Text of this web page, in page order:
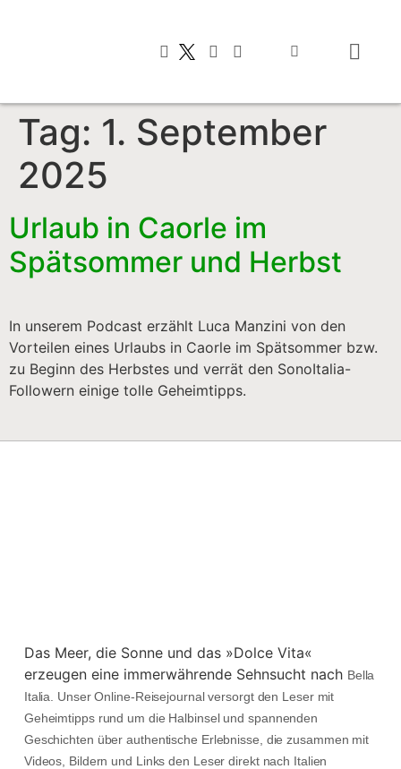
Tag: 1. September
2025
Urlaub in Caorle im
Spätsommer und Herbst
In unserem Podcast erzählt Luca Manzini von den
Vorteilen eines Urlaubs in Caorle im Spätsommer bzw.
zu Beginn des Herbstes und verrät den SonoItalia-
Followern einige tolle Geheimtipps.
Das Meer, die Sonne und das »Dolce Vita«
erzeugen eine immerwährende Sehnsucht nach Bella
Italia. Unser Online-Reisejournal versorgt den Leser mit
Geheimtipps rund um die Halbinsel und spannenden
Geschichten über authentische Erlebnisse, die zusammen mit
Videos, Bildern und Links den Leser direkt nach Italien